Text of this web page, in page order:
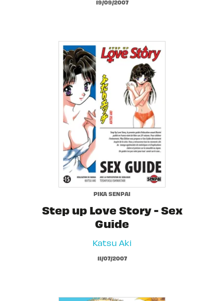
19/09/2007
PIKA SENPAI
Step up Love Story - Sex
Guide
Katsu Aki
11/07/2007